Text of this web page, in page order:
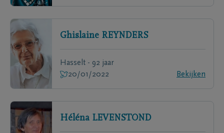
Ghislaine REYNDERS
Hasselt - 92 jaar
20/01/2022
Bekijken
Héléna LEVENSTOND